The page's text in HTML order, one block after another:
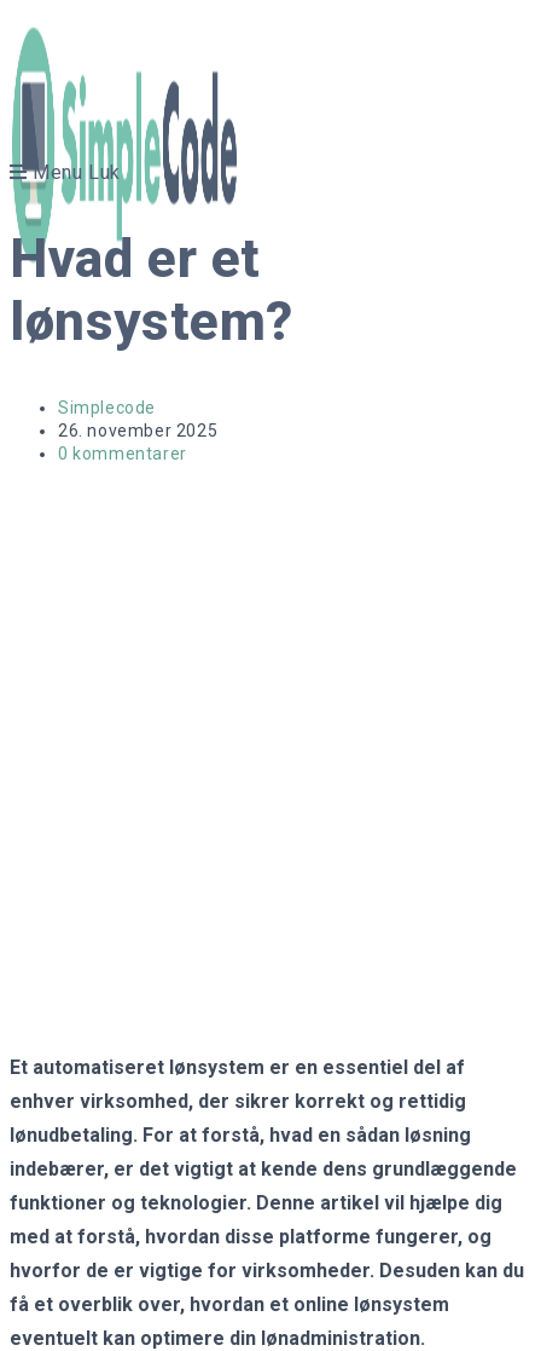
Skip
to
content
Menu Luk
Hvad er et
lønsystem?
Post
author:
Simplecode
Post
published:
26. november 2025
Post
0 kommentarer
Et automatiseret lønsystem er en essentiel del af
enhver virksomhed, der sikrer korrekt og rettidig
lønudbetaling. For at forstå, hvad en sådan løsning
indebærer, er det vigtigt at kende dens grundlæggende
funktioner og teknologier. Denne artikel vil hjælpe dig
med at forstå, hvordan disse platforme fungerer, og
hvorfor de er vigtige for virksomheder. Desuden kan du
få et overblik over, hvordan et online lønsystem
eventuelt kan optimere din lønadministration.